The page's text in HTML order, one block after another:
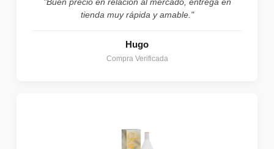
"Buen precio en relación al mercado, entrega en
tienda muy rápida y amable."
Hugo
Compra Verificada